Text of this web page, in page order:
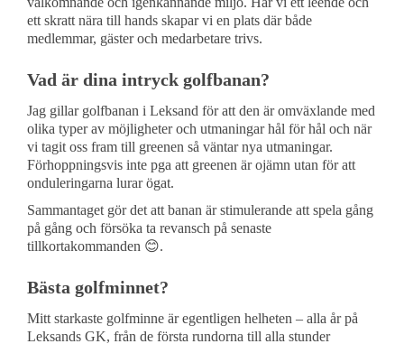
ett skratt nära till hands skapar vi en plats där både
medlemmar, gäster och medarbetare trivs.
Vad är dina intryck golfbanan?
Jag gillar golfbanan i Leksand för att den är omväxlande med
olika typer av möjligheter och utmaningar hål för hål och när
vi tagit oss fram till greenen så väntar nya utmaningar.
Förhoppningsvis inte pga att greenen är ojämn utan för att
onduleringarna lurar ögat.
Sammantaget gör det att banan är stimulerande att spela gång
på gång och försöka ta revansch på senaste
tillkortakommanden 😊.
Bästa golfminnet?
Mitt starkaste golfminne är egentligen helheten – alla år på
Leksands GK, från de första rundorna till alla stunder